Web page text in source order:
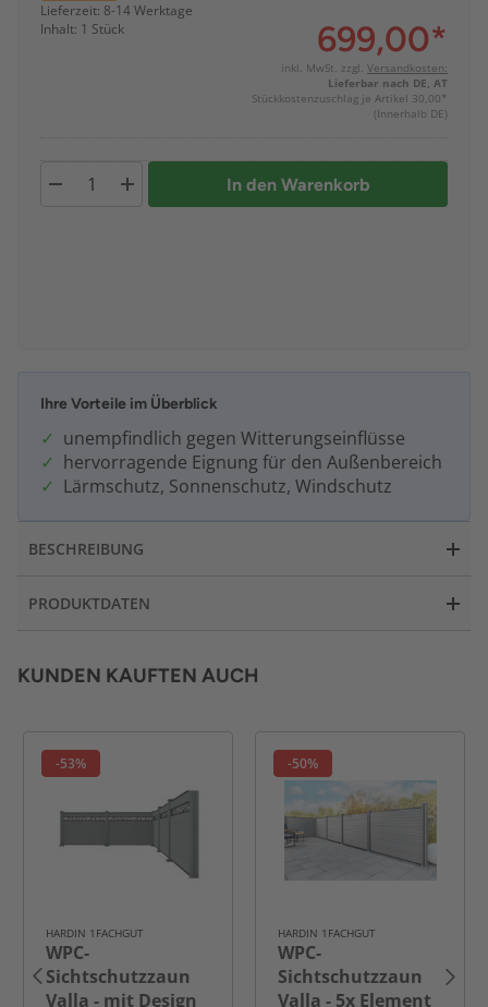
Lieferzeit: 8-14 Werktage
Inhalt: 1 Stück
699,00*
inkl. MwSt. zzgl. Versandkosten:
Lieferbar nach DE, AT
Stückkostenzuschlag je Artikel 30,00*
(Innerhalb DE)
In den Warenkorb
Ihre Vorteile im Überblick
unempfindlich gegen Witterungseinflüsse
hervorragende Eignung für den Außenbereich
Lärmschutz, Sonnenschutz, Windschutz
BESCHREIBUNG
PRODUKTDATEN
KUNDEN KAUFTEN AUCH
-53%
HARDIN 1FACHGUT
WPC-
Sichtschutzzaun
Valla - mit Design
-50%
HARDIN 1FACHGUT
WPC-
Sichtschutzzaun
Valla - 5x Element